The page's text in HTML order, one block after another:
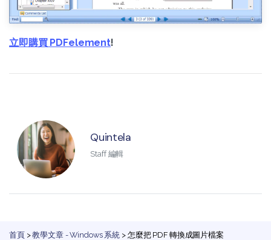
立即購買 PDFelement!
Quintela
Staff 編輯
首頁>教學文章 - Windows 系統 > 怎麼把 PDF 轉換成圖片檔案